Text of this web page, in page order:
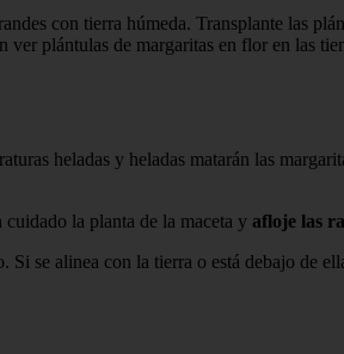
con tierra húmeda. Transplante las
plántulas de margaritas en flor en las
heladas y heladas matarán las
la planta de la maceta y afloje las
se alinea con la tierra o está debajo de